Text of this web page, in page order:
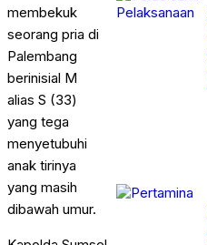
membekuk
seorang pria di
Palembang
berinisial M
alias S (33)
yang tega
menyetubuhi
anak tirinya
yang masih
dibawah umur.